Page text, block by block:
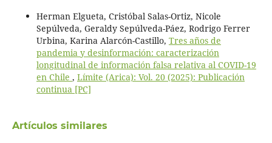
Herman Elgueta, Cristóbal Salas-Ortiz, Nicole
Sepúlveda, Geraldy Sepúlveda-Páez, Rodrigo Ferrer
Urbina, Karina Alarcón-Castillo, Tres años de
pandemia y desinformación: caracterización
longitudinal de información falsa relativa al COVID-19
en Chile , Límite (Arica): Vol. 20 (2025): Publicación
continua [PC]
Artículos similares